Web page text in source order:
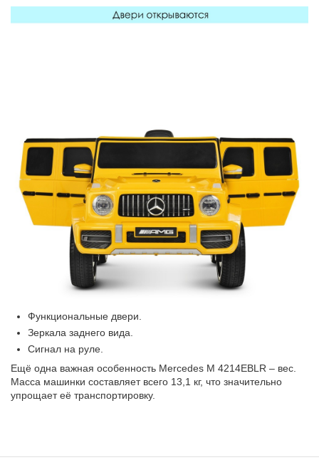
Функциональные двери.
Зеркала заднего вида.
Сигнал на руле.
Ещё одна важная особенность Mercedes M 4214EBLR – вес.
Масса машинки составляет всего 13,1 кг, что значительно
упрощает её транспортировку.